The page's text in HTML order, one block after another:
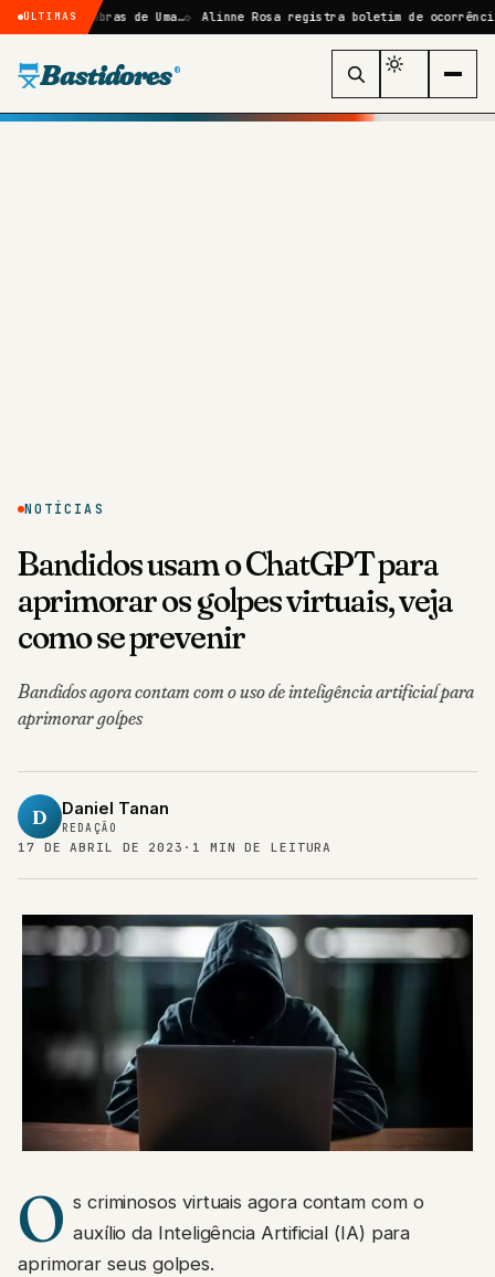
ÚLTIMAS
Sombras de Uma… Alinne Rosa registra boletim de ocorrência
Bastidores ®
NOTÍCIAS
Bandidos usam o ChatGPT para
aprimorar os golpes virtuais, veja
como se prevenir
Bandidos agora contam com o uso de inteligência artificial para
aprimorar golpes
D Daniel Tanan
REDAÇÃO
17 DE ABRIL DE 2023 · 1 MIN DE LEITURA
O s criminosos virtuais agora contam com o
auxílio da Inteligência Artificial (IA) para
aprimorar seus golpes.